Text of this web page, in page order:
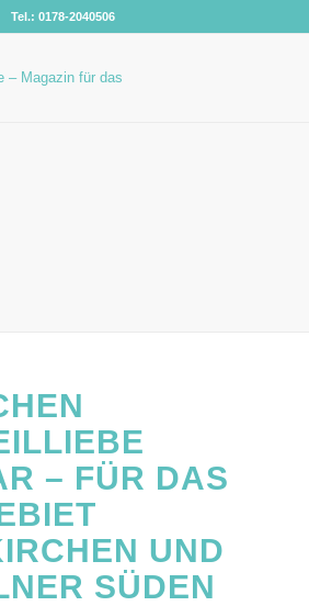
Tel.: 0178-2040506
– FÜR DAS
UND
SÜDEN